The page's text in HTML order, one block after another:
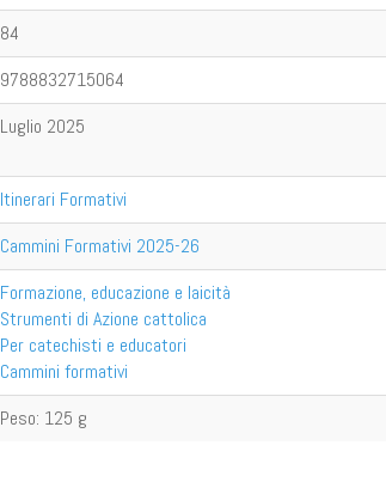
84
9788832715064
Luglio 2025
Itinerari Formativi
Cammini Formativi 2025-26
Formazione, educazione e laicità
Strumenti di Azione cattolica
Per catechisti e educatori
Cammini formativi
Peso: 125 g